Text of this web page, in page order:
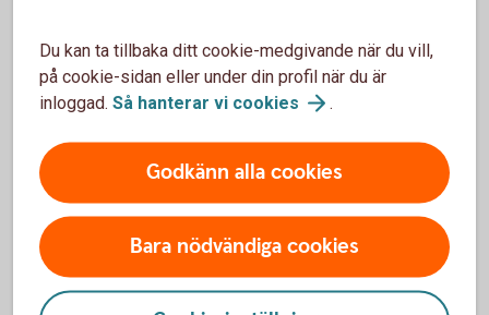
Har olyckan varit framme?
Här kan du göra din anmälan och ansöka om
ersättning.
Skadeanmälan – anmälskada
Du kan ta tillbaka ditt cookie-medgivande när du vill,
på cookie-sidan eller under din profil när du är
inloggad. Så hanterar vi cookies .
Godkänn alla cookies
Bara nödvändiga cookies